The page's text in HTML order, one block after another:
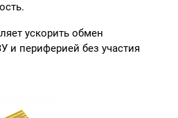
ускорить обмен
периферией без участия